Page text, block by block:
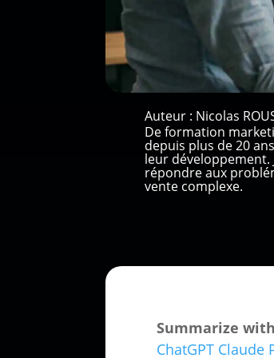
Auteur : Nicolas
De formation
depuis plus de 20
leur développement.
répondre aux
vente complexe.
Summarize
ChatGPT Claude